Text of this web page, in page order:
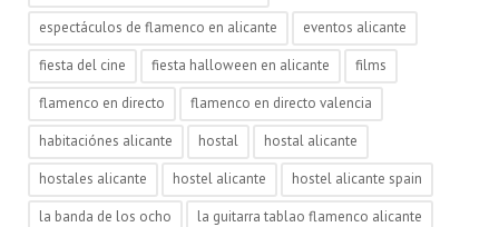
espectáculos de flamenco en alicante
eventos alicante
fiesta del cine
fiesta halloween en alicante
films
flamenco en directo
flamenco en directo valencia
habitaciónes alicante
hostal
hostal alicante
hostales alicante
hostel alicante
hostel alicante spain
la banda de los ocho
la guitarra tablao flamenco alicante